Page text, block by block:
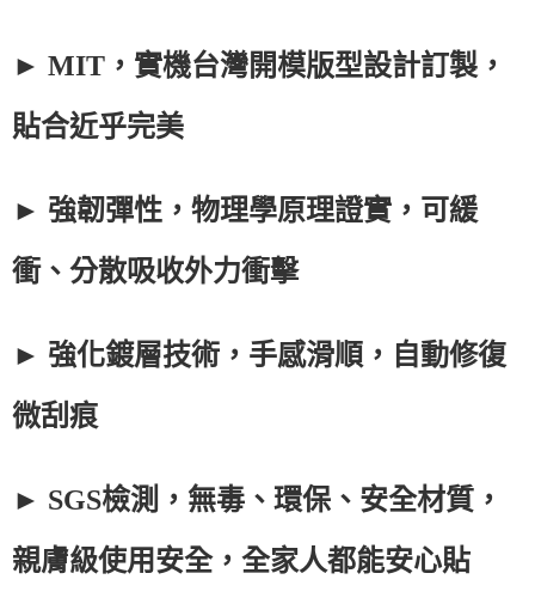
► MIT，實機台灣開模版型設計訂製，
貼合近乎完美
► 強韌彈性，物理學原理證實，可緩
衝、分散吸收外力衝擊
► 強化鍍層技術，手感滑順，自動修復
微刮痕
► SGS檢測，無毒、環保、安全材質，
親膚級使用安全，全家人都能安心貼